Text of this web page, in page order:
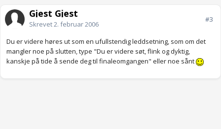
Gjest Gjest
Skrevet2. februar 2006
#3
Du er videre høres ut som en ufullstendig leddsetning, som om det
mangler noe på slutten, type "Du er videre søt, flink og dyktig,
kanskje på tide å sende deg til finaleomgangen" eller noe sånt